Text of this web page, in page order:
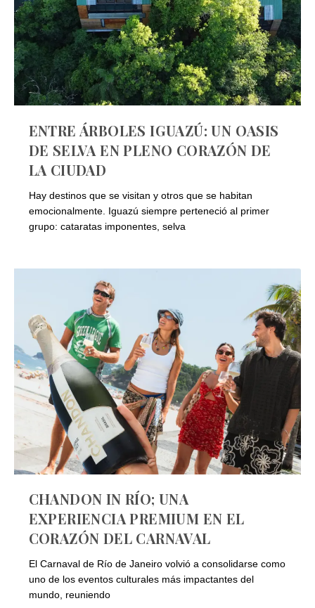
ENTRE ÁRBOLES IGUAZÚ: UN OASIS
DE SELVA EN PLENO CORAZÓN DE
LA CIUDAD
Hay destinos que se visitan y otros que se habitan
emocionalmente. Iguazú siempre perteneció al primer
grupo: cataratas imponentes, selva
CHANDON IN RÍO; UNA
EXPERIENCIA PREMIUM EN EL
CORAZÓN DEL CARNAVAL
El Carnaval de Río de Janeiro volvió a consolidarse como
uno de los eventos culturales más impactantes del
mundo, reuniendo